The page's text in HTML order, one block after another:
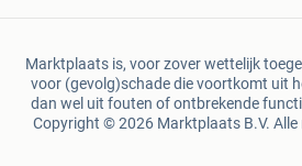
Marktplaats is, voor zover wettelijk
voor (gevolg)schade die voortkomt uit
dan wel uit fouten of ontbrekende
Copyright © 2026 Marktplaats B.V.